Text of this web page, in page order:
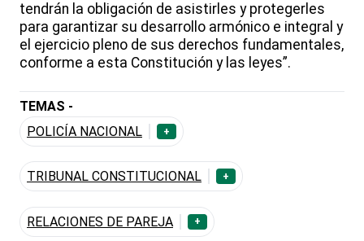
tendrán la obligación de asistirles y protegerles
para garantizar su desarrollo armónico e integral y
el ejercicio pleno de sus derechos fundamentales,
conforme a esta Constitución y las leyes”.
TEMAS -
POLICÍA NACIONAL
+
TRIBUNAL CONSTITUCIONAL +
RELACIONES DE PAREJA +